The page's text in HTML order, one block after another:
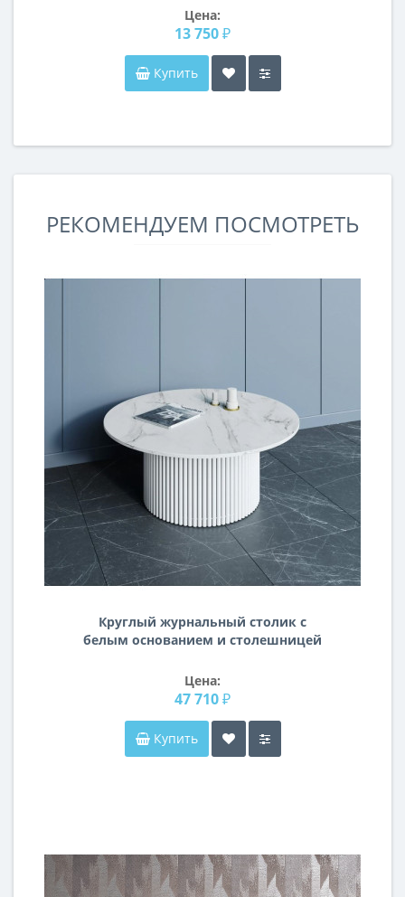
Цена:
13 750 ₽
Купить
РЕКОМЕНДУЕМ ПОСМОТРЕТЬ
Круглый журнальный столик с
белым основанием и столешницей
BN008
Цена:
47 710 ₽
Купить